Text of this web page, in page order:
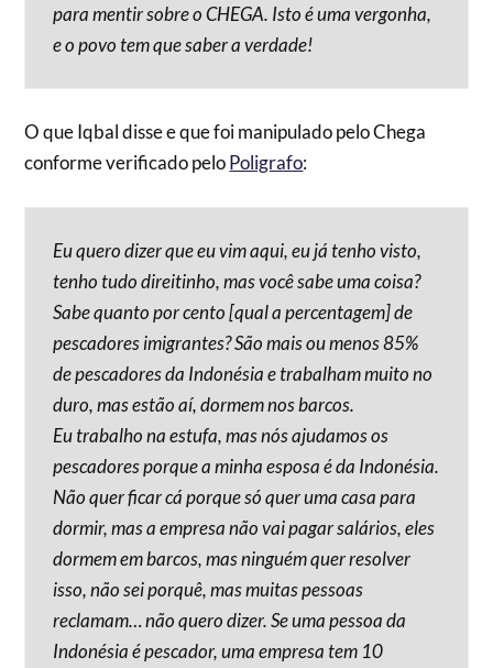
para mentir sobre o CHEGA. Isto é uma vergonha,
e o povo tem que saber a verdade!
O que Iqbal disse e que foi manipulado pelo Chega
conforme verificado peloPoligrafo:
Eu quero dizer que eu vim aqui, eu já tenho visto,
tenho tudo direitinho, mas você sabe uma coisa?
Sabe quanto por cento [qual a percentagem] de
pescadores imigrantes? São mais ou menos 85%
de pescadores da Indonésia e trabalham muito no
duro, mas estão aí, dormem nos barcos.
Eu trabalho na estufa, mas nós ajudamos os
pescadores porque a minha esposa é da Indonésia.
Não quer ficar cá porque só quer uma casa para
dormir, mas a empresa não vai pagar salários, eles
dormem em barcos, mas ninguém quer resolver
isso, não sei porquê, mas muitas pessoas
reclamam… não quero dizer. Se uma pessoa da
Indonésia é pescador, uma empresa tem 10